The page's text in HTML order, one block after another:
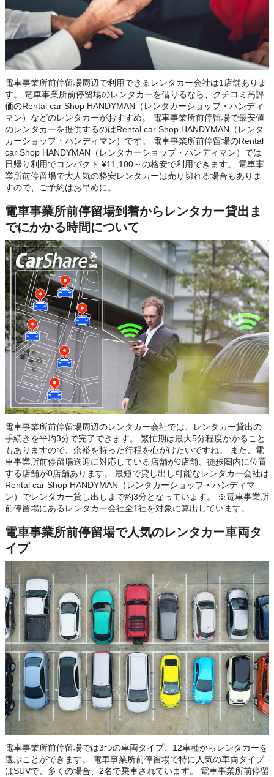
電車事業所前停留場周辺で利用できるレンタカー会社は1店舗ありま
す。 電車事業所前停留場のレンタカーを借りるなら、クチコミ高評
価のRental car Shop HANDYMAN（レンタカーショップ・ハンディ
マン）などのレンタカーがおすすめ。 電車事業所前停留場で最安値
のレンタカーを提供するのはRental car Shop HANDYMAN（レンタ
カーショップ・ハンディマン）です。 電車事業所前停留場のRental
car Shop HANDYMAN（レンタカーショップ・ハンディマン）では
日帰り利用でコンパクト ¥11,100～の格安で利用できます。 電車事
業所前停留場で大人気の格安レンタカーは売り切れる場合もありま
すので、ご予約はお早めに。
電車事業所前停留場到着からレンタカー貸出ま
でにかかる時間について
電車事業所前停留場周辺のレンタカー会社では、レンタカー貸出の
手続きを平均3分で完了できます。 繁忙期は最大5分程度かかること
もありますので、余裕を持った行程を心がけたいですね。 また、電
車事業所前停留場送迎に対応している店舗が0店舗、徒歩圏内に位置
する店舗が0店舗あります。 最短で貸し出し可能なレンタカー会社は
Rental car Shop HANDYMAN（レンタカーショップ・ハンディマ
ン）でレンタカー貸し出しまで約3分となっています。 ※電車事業所
前停留場にあるレンタカー会社全1社を対象に算出しています。
電車事業所前停留場で人気のレンタカー車両タ
イプ
電車事業所前停留場では3つの車両タイプ、12車種からレンタカーを
選ぶことができます。 電車事業所前停留場で特に人気の車両タイプ
はSUVで、多くの場合、2名で乗車されています。 電車事業所前停留